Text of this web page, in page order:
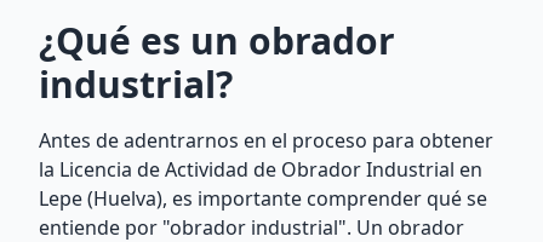
¿Qué es un obrador
industrial?
Antes de adentrarnos en el proceso para obtener
la Licencia de Actividad de Obrador Industrial en
Lepe (Huelva), es importante comprender qué se
entiende por "obrador industrial". Un obrador